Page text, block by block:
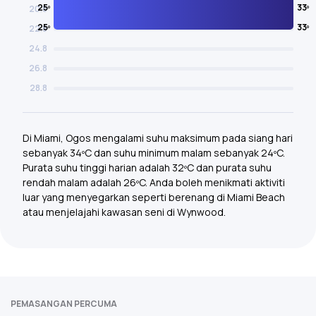
20.8
22.8
24.8
25º 33º
26.8
25º 33º
28.8
Di Miami, Ogos mengalami suhu maksimum pada siang hari
sebanyak 34ºC dan suhu minimum malam sebanyak 24ºC.
Purata suhu tinggi harian adalah 32ºC dan purata suhu
rendah malam adalah 26ºC. Anda boleh menikmati aktiviti
luar yang menyegarkan seperti berenang di Miami Beach
atau menjelajahi kawasan seni di Wynwood.
PEMASANGAN PERCUMA